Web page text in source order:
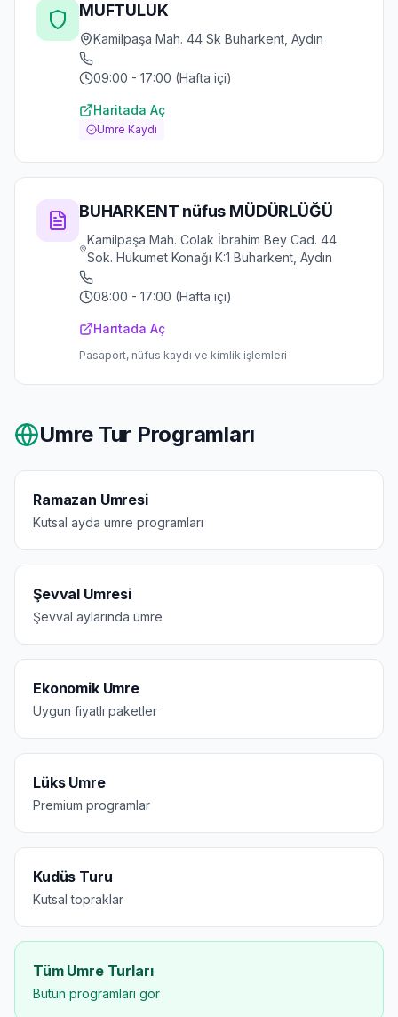
MUFTULUK
Kamilpaşa Mah. 44 Sk Buharkent, Aydın
09:00 - 17:00 (Hafta içi)
Haritada Aç
Umre Kaydı
BUHARKENT nüfus MÜDÜRLÜĞÜ
Kamilpaşa Mah. Colak İbrahim Bey Cad. 44.
Sok. Hukumet Konağı K:1 Buharkent, Aydın
08:00 - 17:00 (Hafta içi)
Haritada Aç
Pasaport, nüfus kaydı ve kimlik işlemleri
Umre Tur Programları
Ramazan Umresi
Kutsal ayda umre programları
Şevval Umresi
Şevval aylarında umre
Ekonomik Umre
Uygun fiyatlı paketler
Lüks Umre
Premium programlar
Kudüs Turu
Kutsal topraklar
Tüm Umre Turları
Bütün programları gör